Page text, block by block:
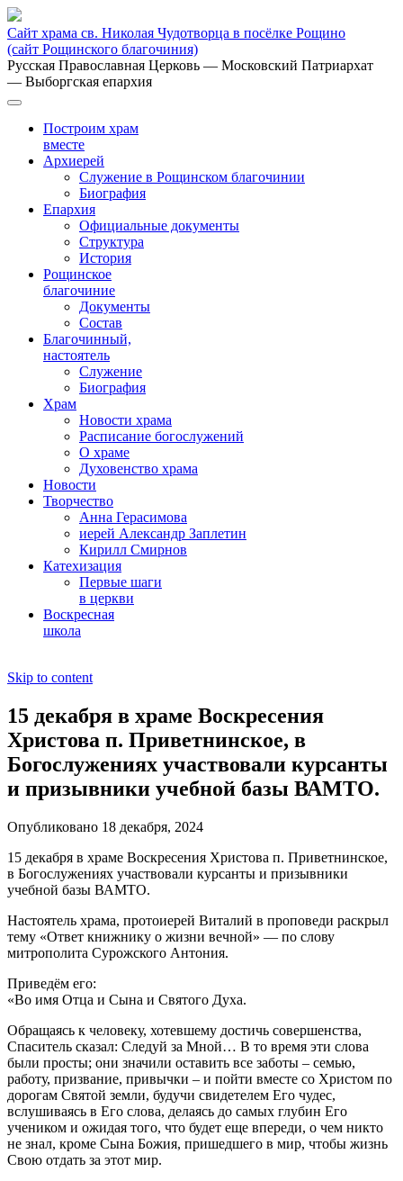
Сайт храма св. Николая Чудотворца в посёлке Рощино
(сайт Рощинского благочиния)
Русская Православная Церковь — Московский Патриархат
— Выборгская епархия
Построим храм
вместе
Архиерей
Служение в Рощинском благочинии
Биография
Епархия
Официальные документы
Структура
История
Рощинское
благочиние
Документы
Состав
Благочинный,
настоятель
Служение
Биография
Храм
Новости храма
Расписание богослужений
О храме
Духовенство храма
Новости
Творчество
Анна Герасимова
иерей Александр Заплетин
Кирилл Смирнов
Катехизация
Первые шаги
в церкви
Воскресная
школа
Skip to content
15 декабря в храме Воскресения
Христова п. Приветнинское, в
Богослужениях участвовали курсанты
и призывники учебной базы ВАМТО.
Опубликовано 18 декабря, 2024
15 декабря в храме Воскресения Христова п. Приветнинское,
в Богослужениях участвовали курсанты и призывники
учебной базы ВАМТО.
Настоятель храма, протоиерей Виталий в проповеди раскрыл
тему «Ответ книжнику о жизни вечной» — по слову
митрополита Сурожского Антония.
Приведём его:
«Во имя Отца и Сына и Святого Духа.
Обращаясь к человеку, хотевшему достичь совершенства,
Спаситель сказал: Следуй за Мной… В то время эти слова
были просты; они значили оставить все заботы – семью,
работу, призвание, привычки – и пойти вместе со Христом по
дорогам Святой земли, будучи свидетелем Его чудес,
вслушиваясь в Его слова, делаясь до самых глубин Его
учеником и ожидая того, что будет еще впереди, о чем никто
не знал, кроме Сына Божия, пришедшего в мир, чтобы жизнь
Свою отдать за этот мир.